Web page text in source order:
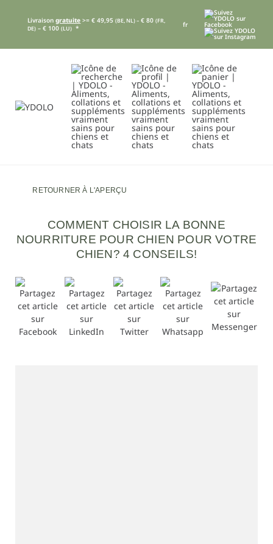
Livraisongratuite >= € 49,95(BE, NL) – € 80(FR,
DE) – € 100(LU) * fr
RETOURNER À L'APERÇU
COMMENT CHOISIR LA BONNE
NOURRITURE POUR CHIEN POUR VOTRE
CHIEN? 4 CONSEILS!